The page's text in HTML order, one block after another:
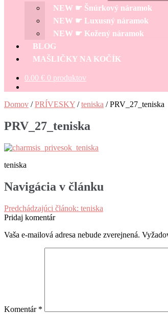
NEW ☛ Šnúrkový náramok
NEW ☛ Luxusný náramok
NEW ☛ Kožený náramok
BLOG
MAŠLIČKY NA KOČÍK
0.00 € 0 produktov
Domov /PRÍVESKY /teniska /PRV_27_teniska
PRV_27_teniska
teniska
Navigácia v článku
Predchádzajúci článok: teniska
Pridaj komentár
Vaša e-mailová adresa nebude zverejnená.
Komentár *